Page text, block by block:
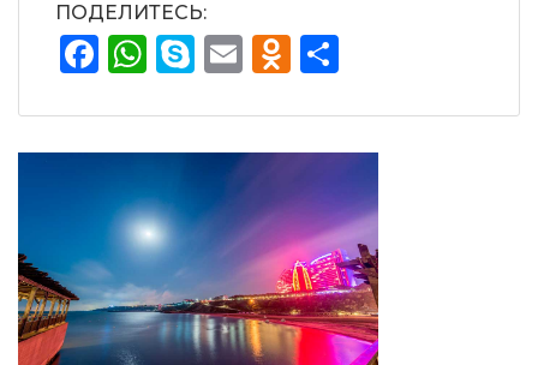
ПОДЕЛИТЕСЬ:
Facebook
WhatsApp
Skype
Email